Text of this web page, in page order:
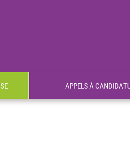
APPELS À